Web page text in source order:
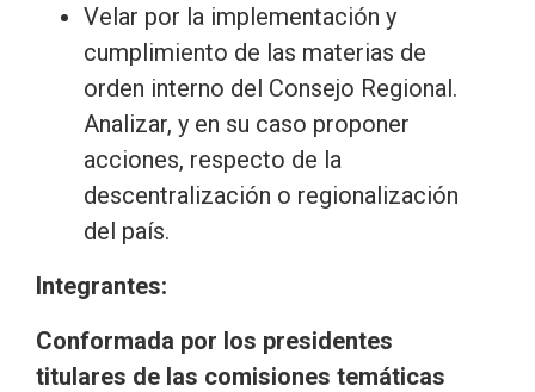
Velar por la implementación y
cumplimiento de las materias de
orden interno del Consejo Regional.
Analizar, y en su caso proponer
acciones, respecto de la
descentralización o regionalización
del país.
Integrantes:
Conformada por los presidentes
titulares de las comisiones temáticas